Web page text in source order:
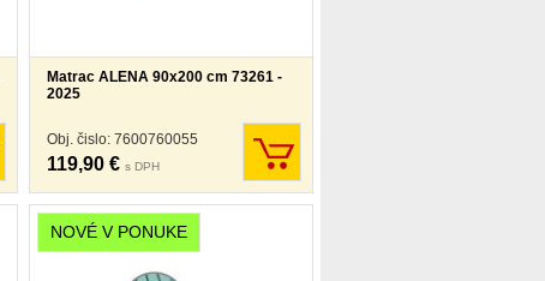
Matrac ALENA 90x200 cm 73261 -
2025
Obj. čislo: 7600760055
119,90 € s DPH
NOVÉ V PONUKE